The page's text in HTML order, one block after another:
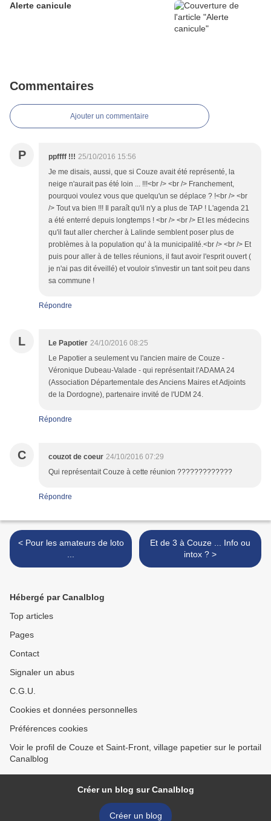
Alerte canicule
Commentaires
Ajouter un commentaire
P ppffff !!! 25/10/2016 15:56
Je me disais, aussi, que si Couze avait été représenté, la
neige n'aurait pas été loin ... !!!<br /> <br /> Franchement,
pourquoi voulez vous que quelqu'un se déplace ? !<br /> <br
/> Tout va bien !!! Il paraît qu'il n'y a plus de TAP ! L'agenda 21
a été enterré depuis longtemps ! <br /> <br /> Et les médecins
qu'il faut aller chercher à Lalinde semblent poser plus de
problèmes à la population qu' à la municipalité.<br /> <br /> Et
puis pour aller à de telles réunions, il faut avoir l'esprit ouvert (
je n'ai pas dit éveillé) et vouloir s'investir un tant soit peu dans
sa commune !
Répondre
L Le Papotier 24/10/2016 08:25
Le Papotier a seulement vu l'ancien maire de Couze -
Véronique Dubeau-Valade - qui représentait l'ADAMA 24
(Association Départementale des Anciens Maires et Adjoints
de la Dordogne), partenaire invité de l'UDM 24.
Répondre
C couzot de coeur 24/10/2016 07:29
Qui représentait Couze à cette réunion ?????????????
Répondre
< Pour les amateurs de loto
Et de 3 à Couze ... Info ou
intox ? >
Hébergé par Canalblog
Top articles
Pages
Contact
Signaler un abus
C.G.U.
Cookies et données personnelles
Préférences cookies
Voir le profil de Couze et Saint-Front, village papetier sur le portail
Canalblog
Créer un blog sur Canalblog
Créer un blog